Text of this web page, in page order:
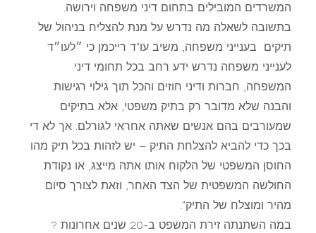
המשרדים המובילים בתחום דיני משפחה וירושה.
בתשובה לשאלה מה נדרש על מנת להצליח בניהול של
תיקים בענייני משפחה, משיב עו"ד רייכמן כי ״לעו״ד
לענייני משפחה נדרש ידע רחב בכל תחומי דיני
המשפחה, חברות ודיני חוזים והכל תוך גילוי רגישות
והבנה שלא מדובר רק בתיק משפטי, אלא בתיקים
שמעורבים בהם אנשים שאתה אחראי לגורלם. אך לא די
בכך כדי להביא להצלחת התיק – יש לזהות בכל תיק מהו
החוסן המשפטי של הלקוח אותו אתה מייצג, או נקודת
החולשה המשפטית של הצד האחר, וזאת לצורך סיום
מהיר ומוצלח של התיק".
במה השתנתה זירת המשפט ב-20 שנים אחרונות ?